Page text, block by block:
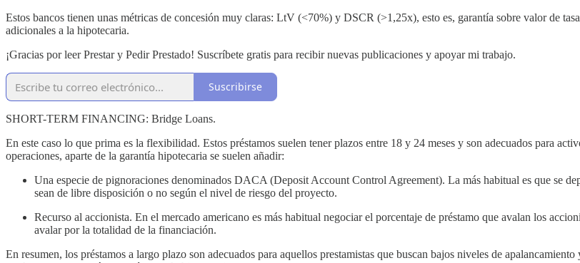
Estos bancos tienen unas métricas de concesión muy claras: LtV (<70%) y DSCR (>1,25x), esto es, garantía sobre valor de
adicionales a la hipotecaria.
¡Gracias por leer Prestar y Pedir Prestado! Suscríbete gratis para recibir nuevas publicaciones y apoyar mi trabajo.
Suscribirse
SHORT-TERM FINANCING: Bridge Loans.
En este caso lo que prima es la flexibilidad. Estos préstamos suelen tener plazos entre 18 y 24 meses y son adecuados para
operaciones, aparte de la garantía hipotecaria se suelen añadir:
Una especie de pignoraciones denominados DACA (Deposit Account Control Agreement). La más habitual es que se
sean de libre disposición o no según el nivel de riesgo del proyecto.
Recurso al accionista. En el mercado americano es más habitual negociar el porcentaje de préstamo que avalan los
avalar por la totalidad de la financiación.
En resumen, los préstamos a largo plazo son adecuados para aquellos prestamistas que buscan bajos niveles de